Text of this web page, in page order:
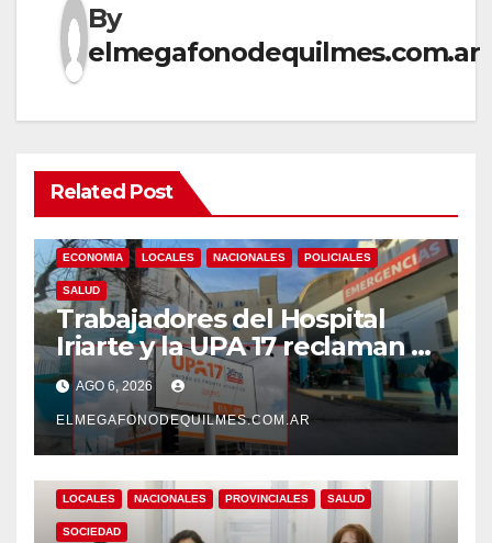
By
elmegafonodequilmes.com.ar
Related Post
ECONOMIA LOCALES NACIONALES POLICIALES
SALUD
Trabajadores del Hospital
Iriarte y la UPA 17 reclaman el
pase a planta de becarios y
mejoras laborales
AGO 6, 2026
ELMEGAFONODEQUILMES.COM.AR
LOCALES NACIONALES PROVINCIALES SALUD
SOCIEDAD